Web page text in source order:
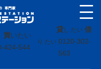
買いたい
424-544
貸し たい 借
り たい 0120-302-
563